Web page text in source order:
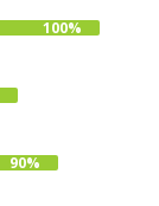
100%
90%